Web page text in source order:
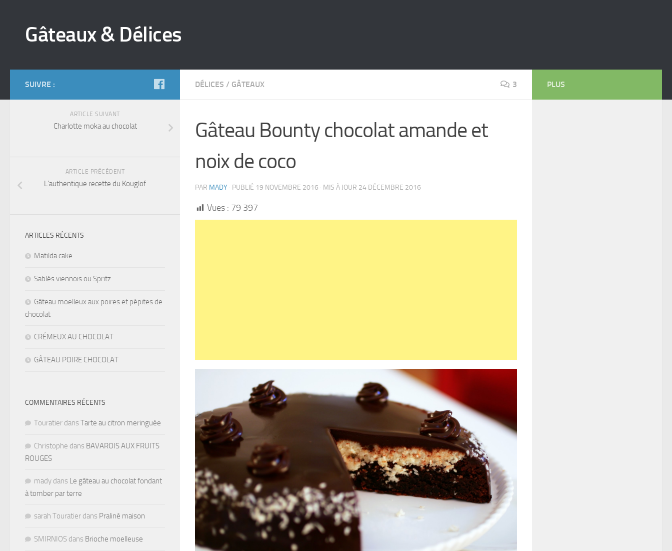
Gâteaux & Délices
DÉLICES / GÂTEAUX 3
Gâteau Bounty chocolat amande et
noix de coco
PAR MADY · PUBLIÉ 19 NOVEMBRE 2016 · MIS À JOUR 24 DÉCEMBRE 2016
Vues : 79 397
SUIVRE :
ARTICLE SUIVANT
Charlotte moka au chocolat
ARTICLE PRÉCÉDENT
L’authentique recette du Kouglof
ARTICLES RÉCENTS
Matilda cake
Sablés viennois ou Spritz
Gâteau moelleux aux poires et pépites de
chocolat
CRÉMEUX AU CHOCOLAT
GÂTEAU POIRE CHOCOLAT
COMMENTAIRES RÉCENTS
Touratier dans Tarte au citron meringuée
Christophe dans BAVAROIS AUX FRUITS
ROUGES
mady dans Le gâteau au chocolat fondant
à tomber par terre
sarah Touratier dans Praliné maison
SMIRNIOS dans Brioche moelleuse
PLUS